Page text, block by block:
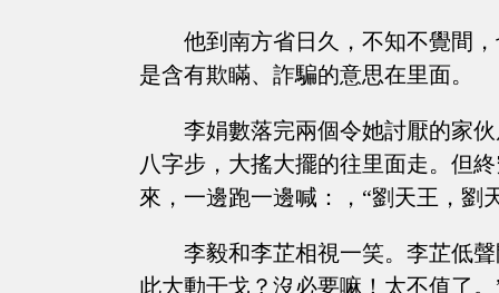
他到南方省日久，不知不覺間
是含有欺瞞、詐騙的意思在里面。
李娟數落完兩個令她討厭的家
八字步，大搖大擺的往里面走。但
來，一邊跑一邊喊：，“劉天王，劉
李毅和李芷相視一笑。李芷低
此大動干戈？沒必要嘛！太不值了。